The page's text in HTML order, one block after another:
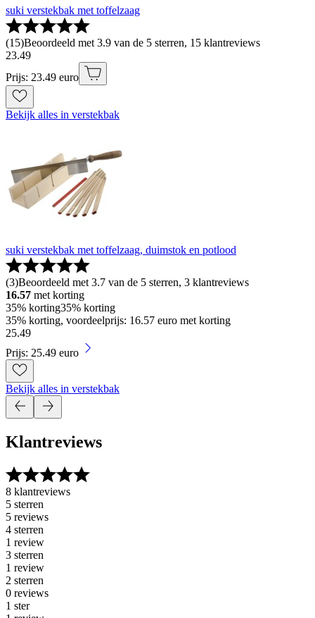
suki verstekbak met toffelzaag
(15)Beoordeeld met 3.9 van de 5 sterren, 15 klantreviews
23.49
Prijs: 23.49 euro
Bekijk alles in verstekbak
suki verstekbak met toffelzaag, duimstok en potlood
(3)Beoordeeld met 3.7 van de 5 sterren, 3 klantreviews
16.57 met korting
35% korting35% korting
35% korting, voordeelprijs: 16.57 euro met korting
25.49
Prijs: 25.49 euro
Bekijk alles in verstekbak
Klantreviews
8 klantreviews
5 sterren
5 reviews
4 sterren
1 review
3 sterren
1 review
2 sterren
0 reviews
1 ster